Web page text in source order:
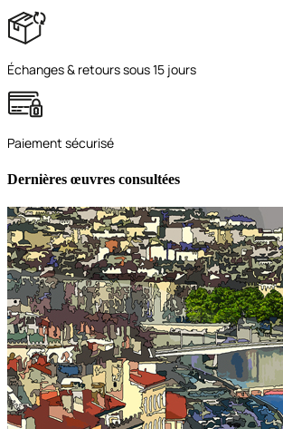
Échanges & retours sous 15 jours
Paiement sécurisé
Dernières œuvres consultées